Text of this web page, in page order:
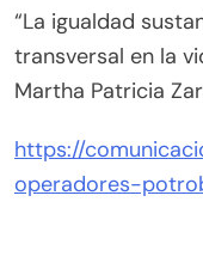
“La igualdad
transversal en la
Martha Patricia
https://
operadores-